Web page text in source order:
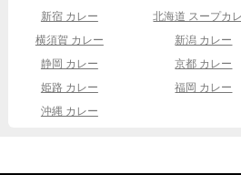
新宿 カレー
北海道 スープカ
横須賀 カレー
新潟 カレー
静岡 カレー
京都 カレー
姫路 カレー
福岡 カレー
沖縄 カレー